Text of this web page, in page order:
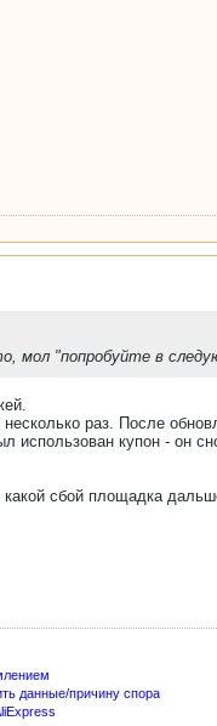
мол "попробуйте в
раз. После
использован купон - он
сбой площадка
данные/причину спора